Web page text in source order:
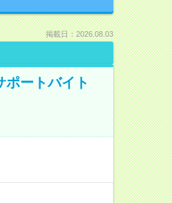
掲載日：2026.08.03
ポートバイト